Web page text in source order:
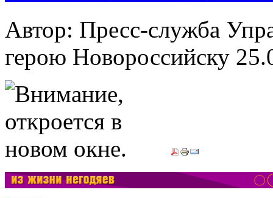
Автор: Пресс-служба
герою Новороссийску